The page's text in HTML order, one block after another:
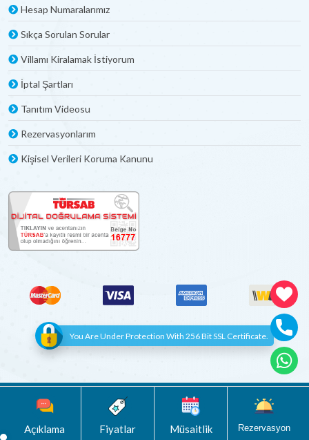
Hesap Numaralarımız
Sıkça Sorulan Sorular
Villamı Kiralamak İstiyorum
İptal Şartları
Tanıtım Videosu
Rezervasyonlarım
Kişisel Verileri Koruma Kanunu
You Are Under Protection With 256 Bit SSL Certificate.
© Copyright 2012 - 2022 | All Rights Reserved
Açıklama Fiyatlar Müsaitlik Rezervasyon